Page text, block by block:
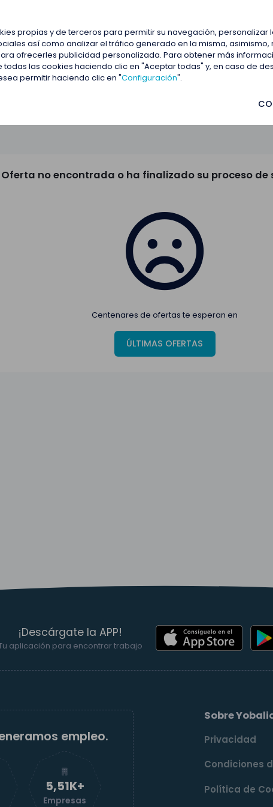
propias y de terceros para permitir su navegación,
así como analizar el tráfico generado en la misma,
ofrecerles publicidad personalizada. Para obtener más
las cookies haciendo clic en "Aceptar todas" y, en caso de
permitir haciendo clic en "Configuración".
Oferta no encontrada o ha finalizado su proceso de
Centenares de ofertas te esperan en
ÚLTIMAS OFERTAS
¡Descárgate la APP!
aplicación para encontrar trabajo
empleo.
5,51K+
Empresas
Sobre
Privacidad
Condiciones
Política de